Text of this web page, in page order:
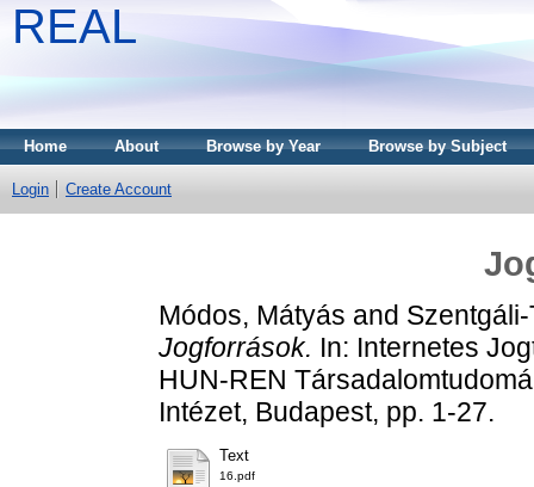
REAL
Home About Browse by Year Browse by Subject
Login Create Account
Módos, Mátyás and
Jogforrások. In: Internetes
HUN-REN
Intézet, Budapest, pp. 1-27.
Text
16.pdf